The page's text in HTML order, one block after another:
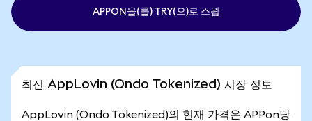
APPON을(를) TRY(으)로 스왑
최신 AppLovin (Ondo Tokenized) 시장 정보
AppLovin (Ondo Tokenized)의 현재 가격은 APPon당